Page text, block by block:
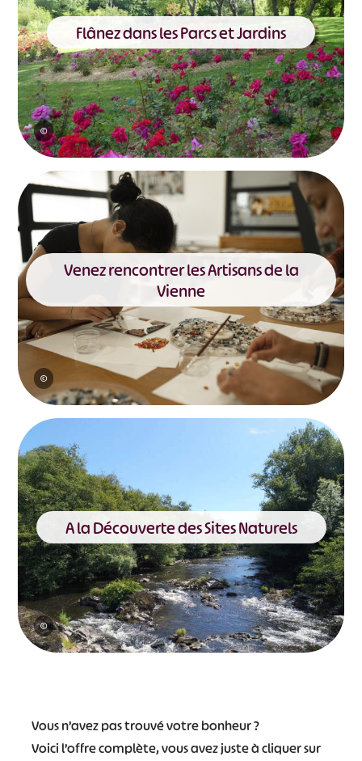
©
Flânez dans les Parcs et Jardins
©
Venez rencontrer les Artisans de la
Vienne
©
A la Découverte des Sites Naturels
Vous n’avez pas trouvé votre bonheur ?
Voici l’offre complète, vous avez juste à cliquer sur